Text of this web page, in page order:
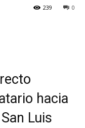
0
239
hacia
Luis